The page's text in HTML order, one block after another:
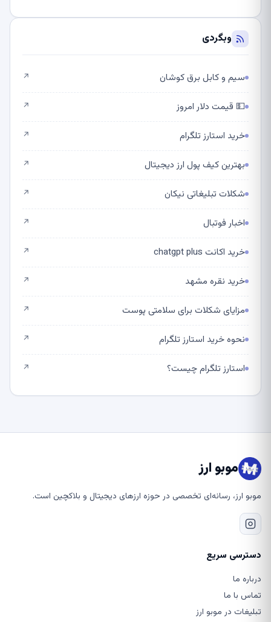
وبگردی
سیم و کابل برق کوشان ↗
💵 قیمت دلار امروز ↗
خرید استارز تلگرام ↗
بهترین کیف پول ارز دیجیتال ↗
شکلات تبلیغاتی نیکان ↗
اخبار فوتبال ↗
خرید اکانت chatgpt plus ↗
خرید نقره مشهد ↗
مزایای شکلات برای سلامتی پوست ↗
نحوه خرید استارز تلگرام ↗
استارز تلگرام چیست؟ ↗
موبو ارز
موبو ارز، رسانه‌ای تخصصی در حوزه ارزهای دیجیتال و بلاکچین است.
دسترسی سریع
درباره ما
تماس با ما
تبلیغات در موبو ارز